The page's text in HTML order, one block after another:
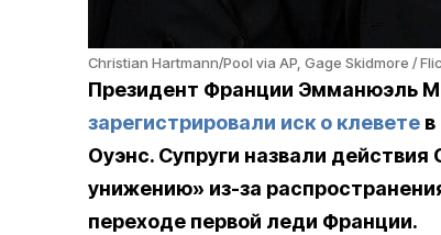
Christian Hartmann/Pool via AP, Gage Skidmore /
Президент Франции Эмманюэль
зарегистрировали иск о клевете
Оуэнс. Супруги назвали
унижению» из-за
переходе первой леди Франции.